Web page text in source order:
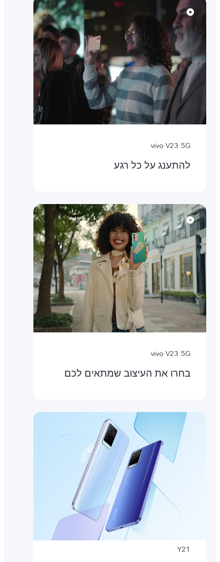
vivo V23 5G
להתענג על כל רגע
vivo V23 5G
בחרו את העיצוב שמתאים לכם
Y21